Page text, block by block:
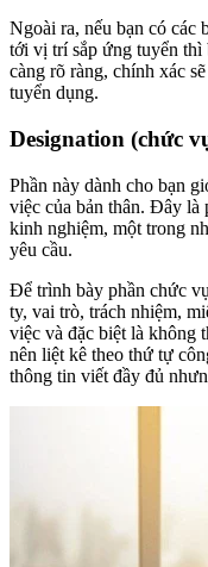
Ngoài ra, nếu bạn có các
tới vị trí sắp ứng tuyển thì
càng rõ ràng, chính xác
tuyển dụng.
Designation (chức
Phần này dành cho bạn
việc của bản thân. Đây là
kinh nghiệm, một trong
yêu cầu.
Để trình bày phần chức
ty, vai trò, trách nhiệm,
việc và đặc biệt là không
nên liệt kê theo thứ tự
thông tin viết đầy đủ